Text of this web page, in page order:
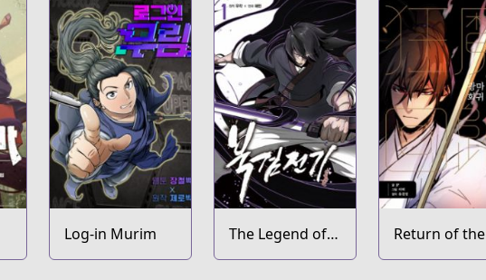
Log-in Murim
The Legend of
the Northern
Return of the
Mad Demon